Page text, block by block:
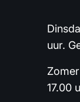
uur.
17.00